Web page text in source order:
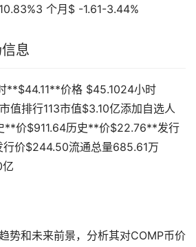
个月$ -1.61-3.44%
息
价格 $45.1024小时
值排行113市值$3.10亿添加自选人
**价$911.64历史**价$22.76**发行
价$244.50流通总量685.61万
势和未来前景，分析其对COMP币价